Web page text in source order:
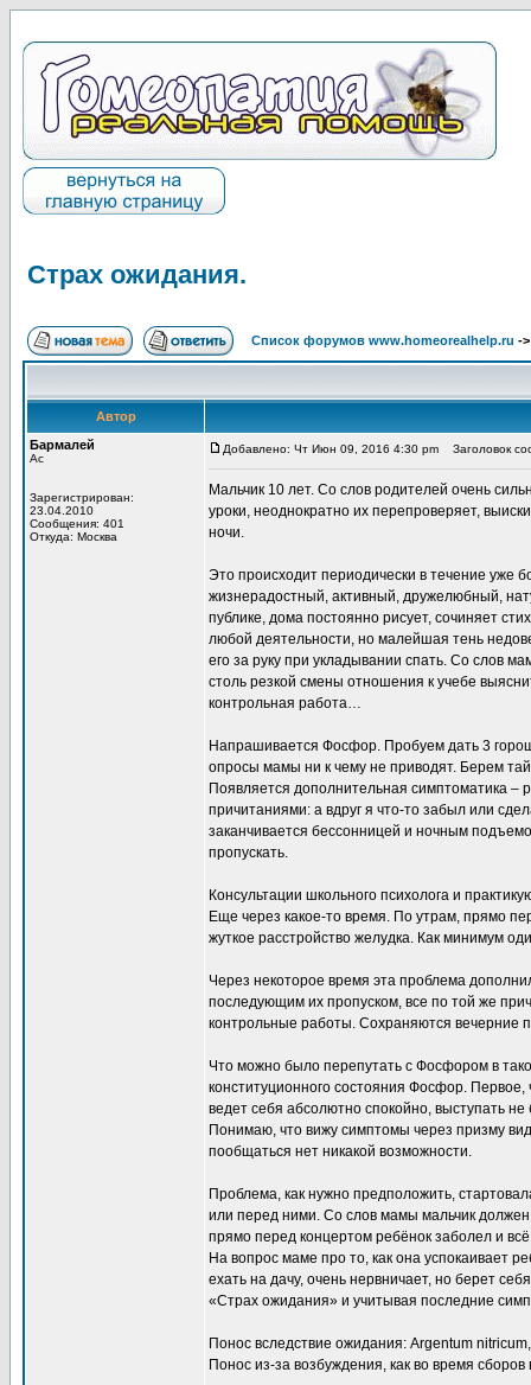
Страх ожидания.
Список форумов www.homeorealhelp.ru -
Автор
Бармалей
Ас
Зарегистрирован:
23.04.2010
Сообщения: 401
Откуда: Москва
Добавлено: Чт Июн 09, 2016 4:30 pm Заголовок
Мальчик 10 лет. Со слов родителей очень
уроки, неоднократно их перепроверяет,
ночи.
Это происходит периодически в течение уже
жизнерадостный, активный, дружелюбный,
публике, дома постоянно рисует, сочиняет
любой деятельности, но малейшая тень
его за руку при укладывании спать. Со слов
столь резкой смены отношения к учебе
контрольная работа…
Напрашивается Фосфор. Пробуем дать 3
опросы мамы ни к чему не приводят. Берем
Появляется дополнительная симптоматика
причитаниями: а вдруг я что-то забыл или
заканчивается бессонницей и ночным
пропускать.
Консультации школьного психолога и
Еще через какое-то время. По утрам, прямо
жуткое расстройство желудка. Как минимум
Через некоторое время эта проблема
последующим их пропуском, все по той же
контрольные работы. Сохраняются вечерние
Что можно было перепутать с Фосфором в
конституционного состояния Фосфор. Первое,
ведет себя абсолютно спокойно, выступать
Понимаю, что вижу симптомы через призму
пообщаться нет никакой возможности.
Проблема, как нужно предположить,
или перед ними. Со слов мамы мальчик
прямо перед концертом ребёнок заболел и
На вопрос маме про то, как она успокаивает
ехать на дачу, очень нервничает, но берет
«Страх ожидания» и учитывая последние
Понос вследствие ожидания: Argentum
Понос из-за возбуждения, как во время